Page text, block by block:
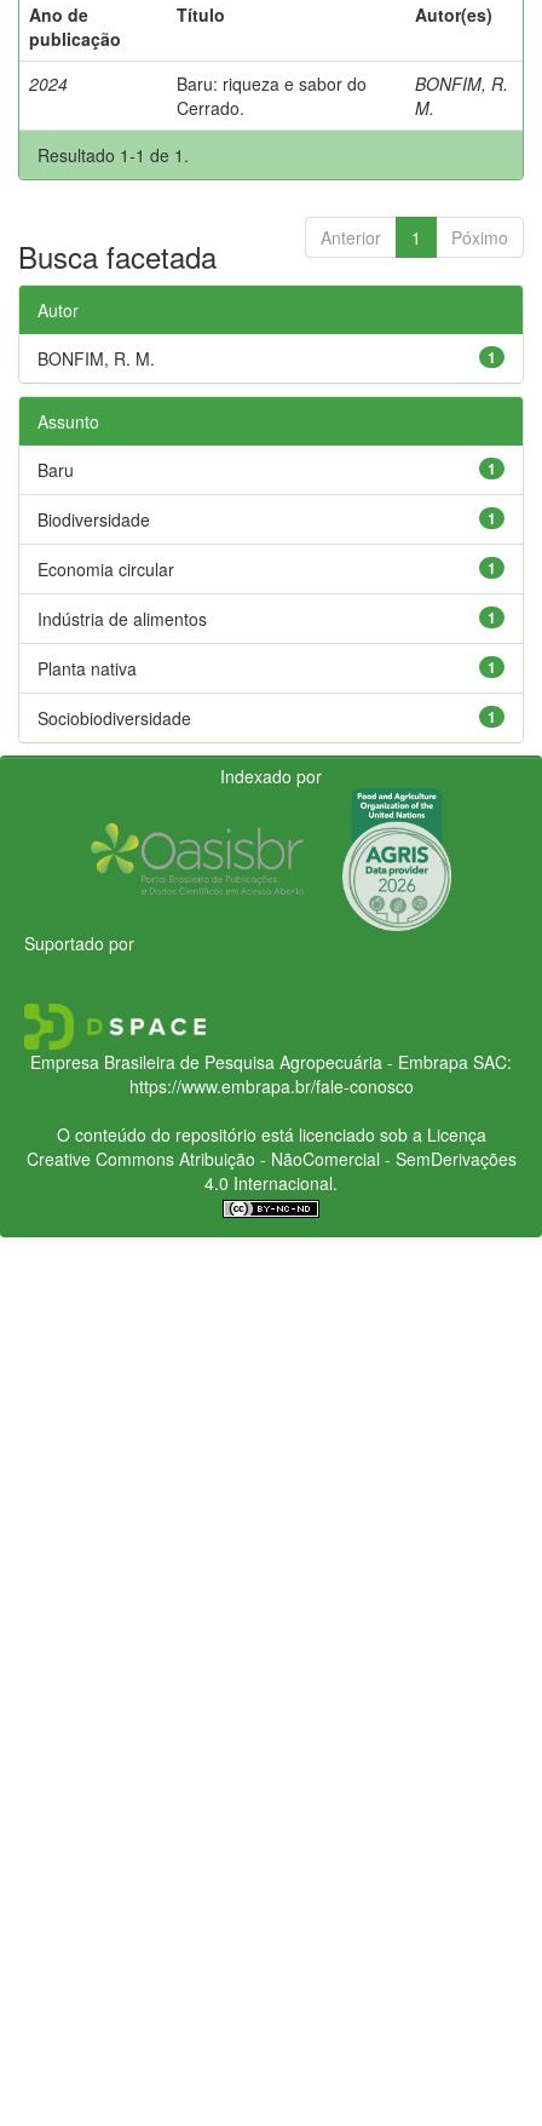
Ano de
publicação
Título Autor(es)
2024
Baru: riqueza e sabor do
Cerrado.
BONFIM, R.
M.
Resultado 1-1 de 1.
Anterior 1 Póximo
Busca facetada
Autor
1
BONFIM, R. M.
Assunto
1
Baru
1
Biodiversidade
1
Economia circular
1
Indústria de alimentos
1
Planta nativa
1
Sociobiodiversidade
Indexado por
Suportado por
Empresa Brasileira de Pesquisa Agropecuária - Embrapa SAC:
https://www.embrapa.br/fale-conosco
O conteúdo do repositório está licenciado sob a Licença
Creative CommonsAtribuição - NãoComercial - SemDerivações
4.0 Internacional.